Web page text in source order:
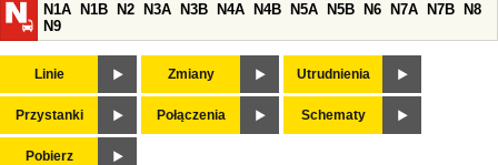
N1A
N1B N2 N3A N3B N4A N4B N5A N5B N6 N7A N7B
N8
N9
Linie Zmiany Utrudnienia
Przystanki Połączenia Schematy
Pobierz